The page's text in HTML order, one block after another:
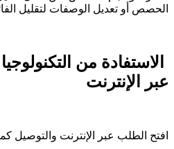
الحصص أو تعديل الوصفات لتقليل
الاستفادة من
عبر الإنترنت
افتح الطلب عبر الإنترنت والتوصيل